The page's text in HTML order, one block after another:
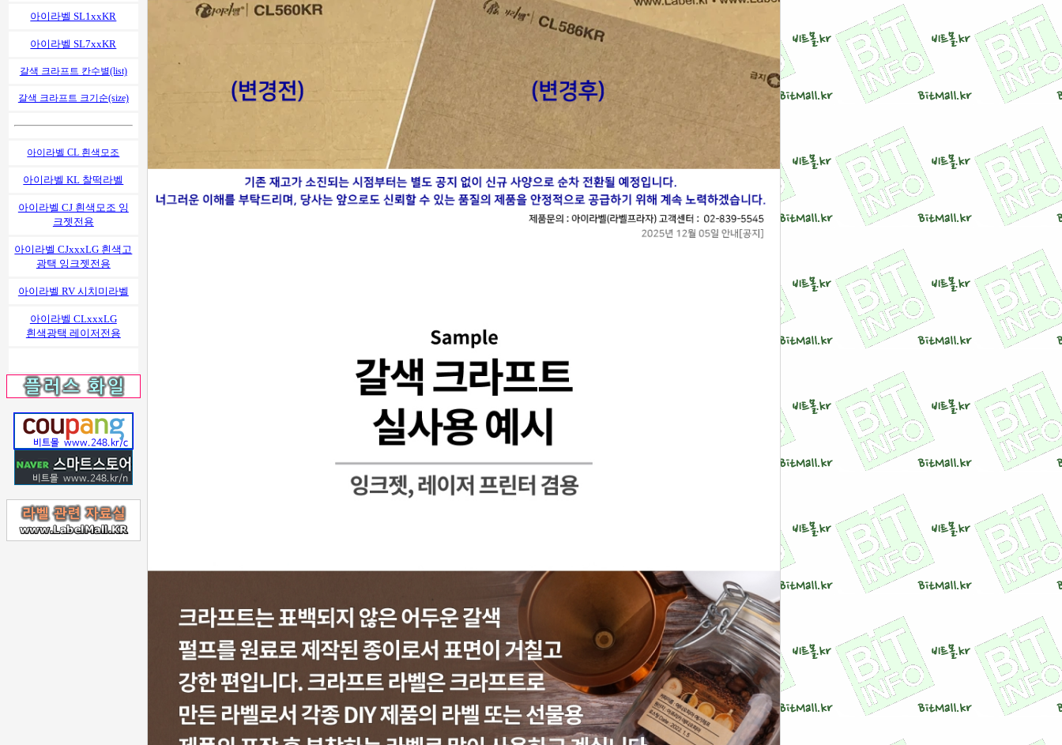
아이라벨 SL1xxKR
아이라벨 SL7xxKR
갈색 크라프트 칸수별(list)
갈색 크라프트 크기순(size)
아이라벨 CL 흰색모조
아이라벨 KL 찰떡라벨
아이라벨 CJ 흰색모조 잉
크젯전용
아이라벨 CJxxxLG 흰색고
광택 잉크젯전용
아이라벨 RV 시치미라벨
아이라벨 CLxxxLG
흰색광택 레이저전용